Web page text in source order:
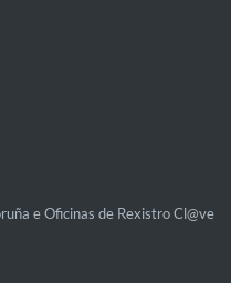
e Oficinas de Rexistro Cl@ve